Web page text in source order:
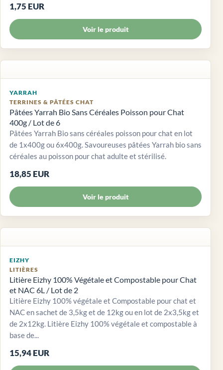
1,75 EUR
Voir le produit
YARRAH
TERRINES & PÂTÉES CHAT
Pâtées Yarrah Bio Sans Céréales Poisson pour Chat
400g / Lot de 6
Pâtées Yarrah Bio sans céréales poisson pour chat en lot
de 1x400g ou 6x400g. Savoureuses pâtées Yarrah bio sans
céréales au poisson pour chat adulte et stérilisé.
18,85 EUR
Voir le produit
EIZHY
LITIÈRES
Litière Eizhy 100% Végétale et Compostable pour Chat
et NAC 6L / Lot de 2
Litière Eizhy 100% végétale et Compostable pour chat et
NAC en sachet de 3,5kg et de 12kg ou en lot de 2x3,5kg et
de 2x12kg. Litière Eizhy 100% végétale et compostable à
base de...
15,94 EUR